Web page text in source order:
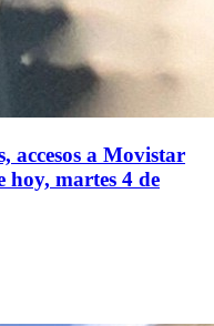
accesos a Movistar
hoy, martes 4 de